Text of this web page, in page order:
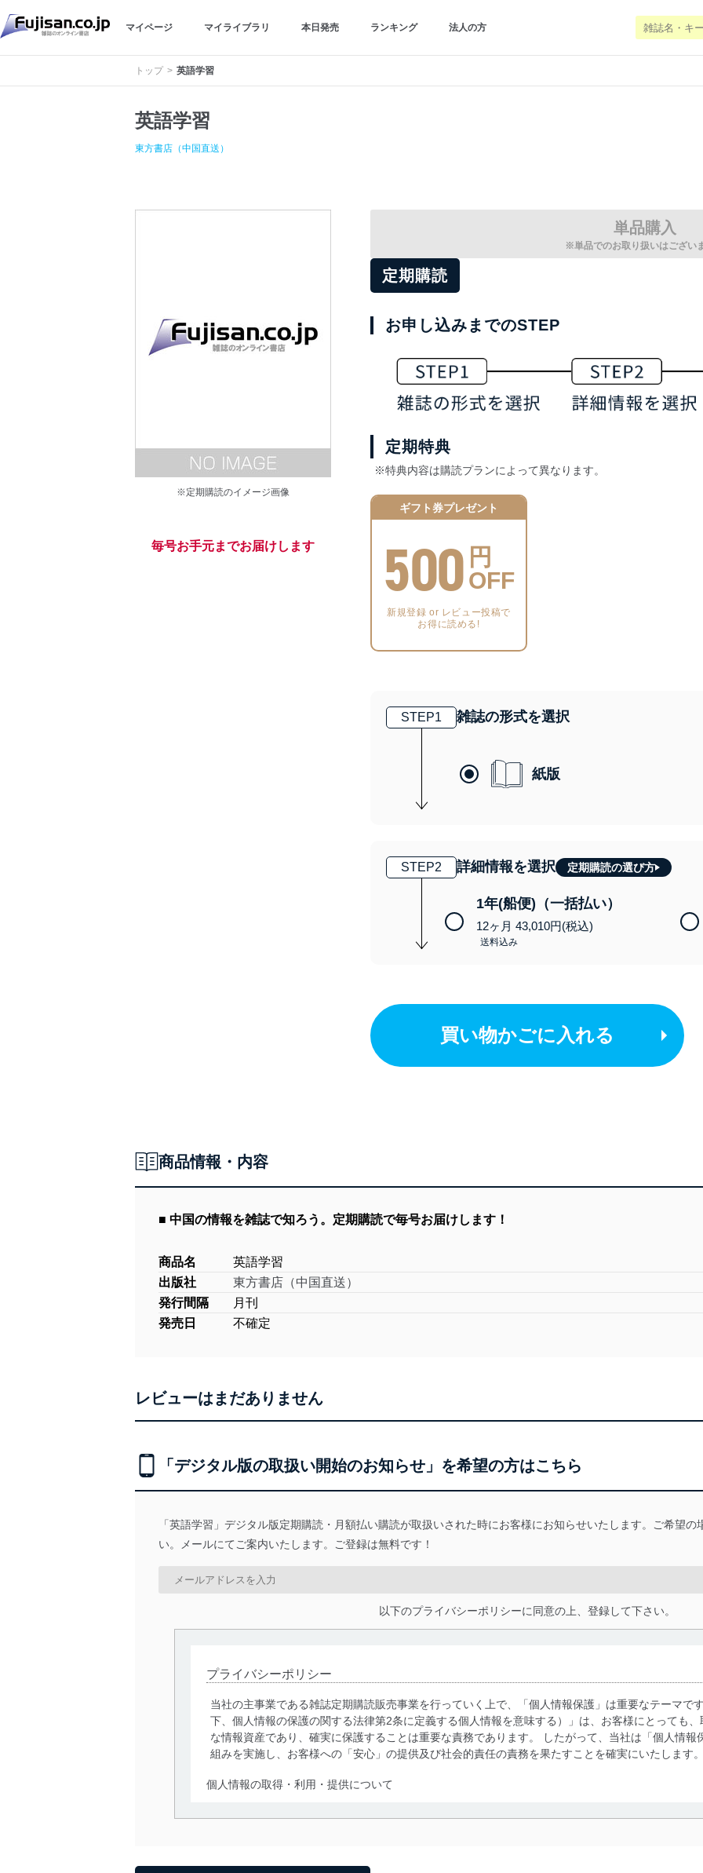
マイページ マイライブラリ 本日発売 ランキング 法人の方
トップ 英語学習
英語学習
東方書店（中国直送）
※定期購読のイメージ画像
毎号お手元までお届けします
単品購入
※単品でのお取り扱いはござい
定期購読
お申し込みまでのSTEP
定期特典
※特典内容は購読プランによって異なります。
ギフト券プレゼント
500 円
OFF
新規登録 or レビュー投稿で
お得に読める!
STEP1 雑誌の形式を選択
紙版
STEP2 詳細情報を選択 定期購読の選び方
1年(船便)（一括払い）
12ヶ月 43,010円(税込)
送料込み
買い物かごに入れる
商品情報・内容
■ 中国の情報を雑誌で知ろう。定期購読で毎号お届けします！
商品名
英語学習
出版社
東方書店（中国直送）
発行間隔
月刊
発売日
不確定
レビューはまだありません
「デジタル版の取扱い開始のお知らせ」を希望の方はこちら
「英語学習」デジタル版定期購読・月額払い購読が取扱いされた時にお客様にお知らせいたします。ご希望の
い。メールにてご案内いたします。ご登録は無料です！
以下のプライバシーポリシーに同意の上、登録して下さい。
プライバシーポリシー
当社の主事業である雑誌定期購読販売事業を行っていく上で、「個人情報保護」は重要なテーマで
下、個人情報の保護の関する法律第2条に定義する個人情報を意味する）」は、お客様にとっても
な情報資産であり、確実に保護することは重要な責務であります。 したがって、当社は「個人情報
組みを実施し、お客様への「安心」の提供及び社会的責任の責務を果たすことを確実にいたします。
個人情報の取得・利用・提供について
当社は、個人情報の取得・利用・提供に際して、その利用目的を明確にし、本人の同意を得たうえ
いります。また、目的外利用を行わないために、適切な管理措置を講じます。